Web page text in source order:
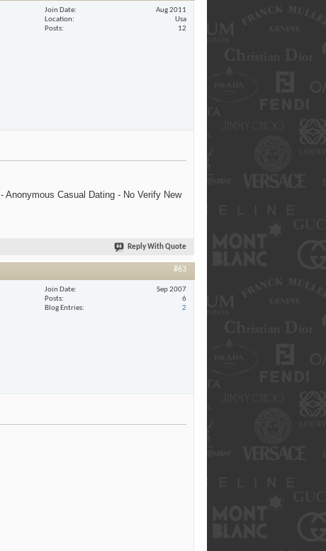
Join Date
Aug 2011
Location
Usa
Posts
12
- Anonymous Casual Dating - No Verify New
Reply With Quote
#63
Join Date
Sep 2007
Posts
6
Blog Entries
2